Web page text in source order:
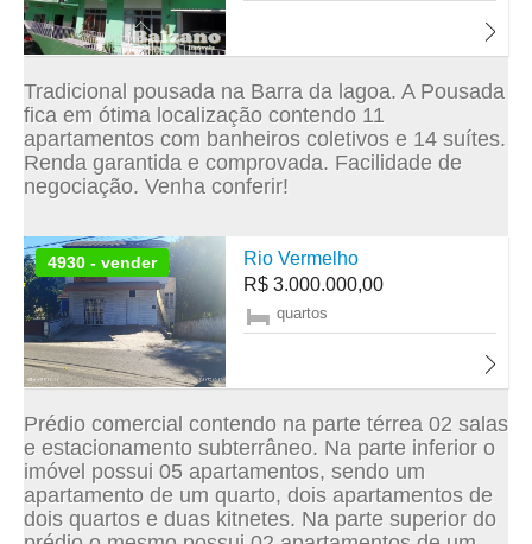
Tradicional pousada na Barra da lagoa. A Pousada
fica em ótima localização contendo 11
apartamentos com banheiros coletivos e 14 suítes.
Renda garantida e comprovada. Facilidade de
negociação. Venha conferir!
4930 - vender
Rio Vermelho
R$ 3.000.000,00
quartos
Prédio comercial contendo na parte térrea 02 salas
e estacionamento subterrâneo. Na parte inferior o
imóvel possui 05 apartamentos, sendo um
apartamento de um quarto, dois apartamentos de
dois quartos e duas kitnetes. Na parte superior do